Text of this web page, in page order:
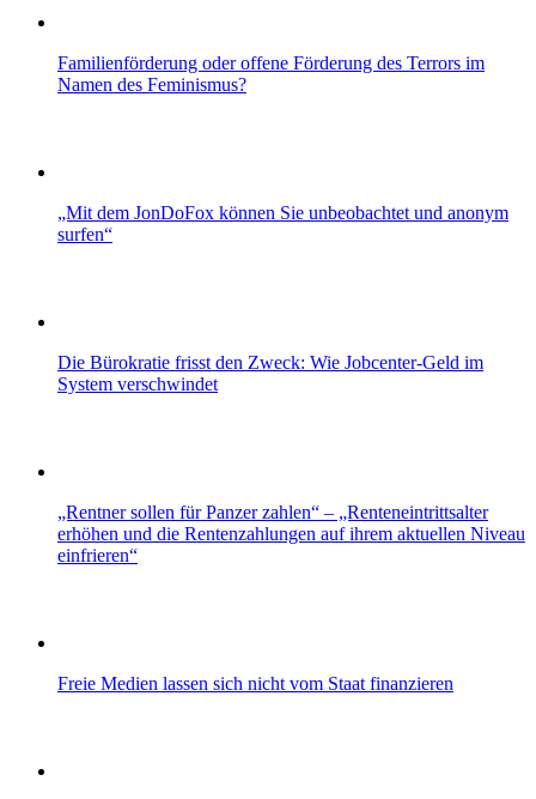
Familienförderung oder offene Förderung des Terrors im
Namen des Feminismus?
„Mit dem JonDoFox können Sie unbeobachtet und anonym
surfen“
Die Bürokratie frisst den Zweck: Wie Jobcenter-Geld im
System verschwindet
„Rentner sollen für Panzer zahlen“ – „Renteneintrittsalter
erhöhen und die Rentenzahlungen auf ihrem aktuellen Niveau
einfrieren“
Freie Medien lassen sich nicht vom Staat finanzieren